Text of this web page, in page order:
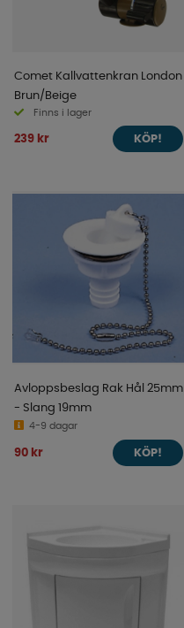
Comet Kallvattenkran London
Brun/Beige
Finns i lager
239 kr KÖP!
Avloppsbeslag Rak Hål 25mm
- Slang 19mm
4-9 dagar
90 kr KÖP!